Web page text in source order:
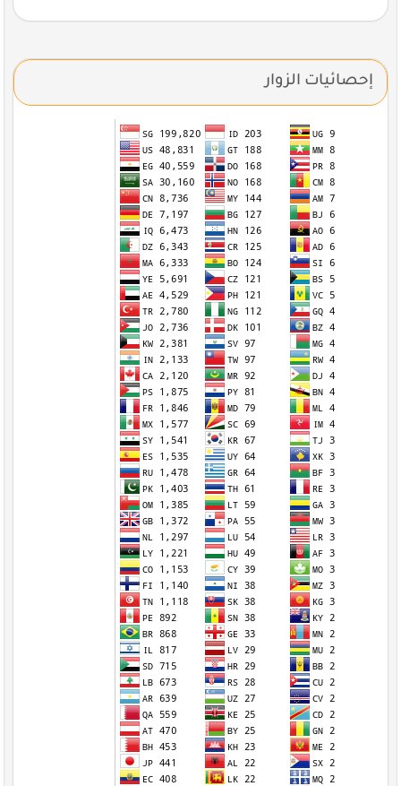
إحصائيات الزوار